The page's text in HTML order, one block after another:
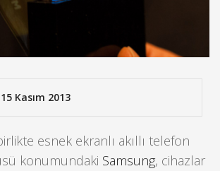
15 Kasım 2013
esnek ekranlı akıllı telefon
konumundaki Samsung, cihazlar